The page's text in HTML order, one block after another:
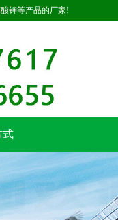
钾等产品的厂家!
式